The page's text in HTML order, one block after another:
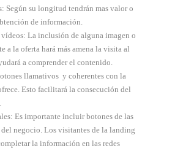
Según su longitud tendrán mas valor o
de información.
vídeos: La inclusión de alguna imagen o
a la oferta hará más amena la visita al
a comprender el contenido.
llamativos y coherentes con la
Esto facilitará la consecución del
Es importante incluir botones de las
del negocio. Los visitantes de la landing
la información en las redes